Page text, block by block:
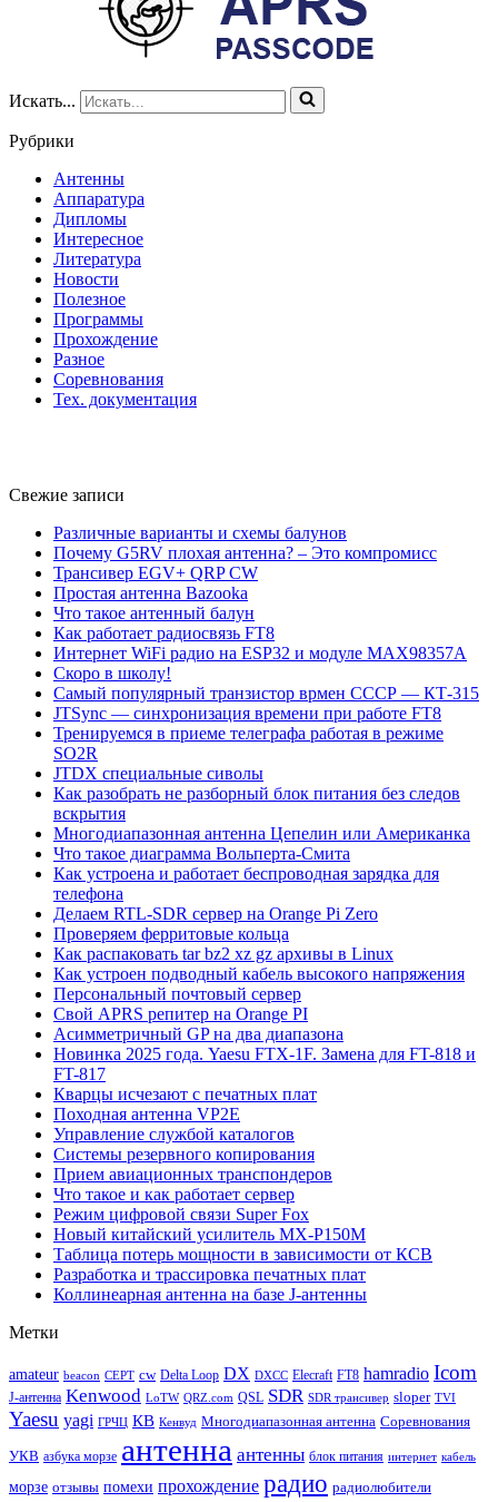
Искать...
Рубрики
Антенны
Аппаратура
Дипломы
Интересное
Литература
Новости
Полезное
Программы
Прохождение
Разное
Соревнования
Тех. документация
Свежие записи
Различные варианты и схемы балунов
Почему G5RV плохая антенна? – Это компромисс
Трансивер EGV+ QRP CW
Простая антенна Bazooka
Что такое антенный балун
Как работает радиосвязь FT8
Интернет WiFi радио на ESP32 и модуле MAX98357A
Скоро в школу!
Самый популярный транзистор врмен СССР — КТ-315
JTSync — синхронизация времени при работе FT8
Тренируемся в приеме телеграфа работая в режиме
SO2R
JTDX специальные сиволы
Как разобрать не разборный блок питания без следов
вскрытия
Многодиапазонная антенна Цепелин или Американка
Что такое диаграмма Вольперта-Смита
Как устроена и работает беспроводная зарядка для
телефона
Делаем RTL-SDR сервер на Orange Pi Zero
Проверяем ферритовые кольца
Как распаковать tar bz2 xz gz архивы в Linux
Как устроен подводный кабель высокого напряжения
Персональный почтовый сервер
Свой APRS репитер на Orange PI
Асимметричный GP на два диапазона
Новинка 2025 года. Yaesu FTX-1F. Замена для FT-818 и
FT-817
Кварцы исчезают с печатных плат
Походная антенна VP2E
Управление службой каталогов
Системы резервного копирования
Прием авиационных транспондеров
Что такое и как работает сервер
Режим цифровой связи Super Fox
Новый китайский усилитель MX-P150M
Таблица потерь мощности в зависимости от КСВ
Разработка и трассировка печатных плат
Коллинеарная антенна на базе J-антенны
Метки
amateur beacon CEPT cw Delta Loop DX DXCC Elecraft FT8 hamradio Icom
J-антенна Kenwood LoTW QRZ.com QSL SDR SDR трансивер sloper TVI
Yaesu yagi ГРЧЦ КВ Кенвуд Многодиапазонная антенна Соревнования
УКВ азбука морзе антенна антенны блок питания интернет кабель
морзе отзывы помехи прохождение радио радиолюбители